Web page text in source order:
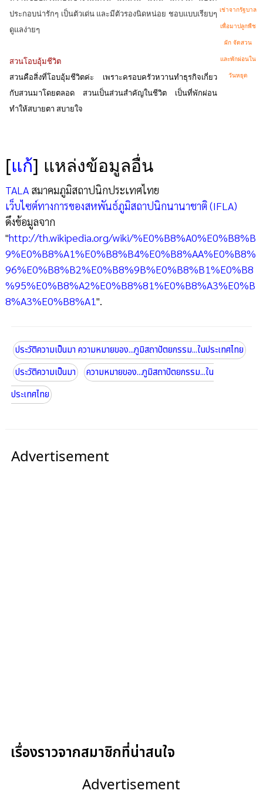
ประกอบน่ารักๆ เป็นตัวเด่น และมีตัวรองนิดหน่อย ชอบแบบเรียบๆ
ดูแลง่ายๆ
สวนโอบอุ้มชีวิต
สวนคือสิ่งที่โอบอุ้มชีวิตค่ะ เพราะครอบครัวหวานทำธุรกิจเกี่ยว
กับสวนมาโดยตลอด สวนเป็นส่วนสำคัญในชีวิต เป็นที่พักผ่อน
ทำให้สบายตา สบายใจ
เช่าจากรัฐบาล
เพื่อมาปลูกพืช
ผัก จัดสวน
และพักผ่อนใน
วันหยุด
[แก้] แหล่งข้อมูลอื่น
TALAสมาคมภูมิสถาปนิกประเทศไทย
เว็บไซต์ทางการของสหพันธ์ภูมิสถาปนิกนานาชาติ (IFLA)
ดึงข้อมูลจาก
"http://th.wikipedia.org/wiki/%E0%B8%A0%E0%B8%B
9%E0%B8%A1%E0%B8%B4%E0%B8%AA%E0%B8%
96%E0%B8%B2%E0%B8%9B%E0%B8%B1%E0%B8
%95%E0%B8%A2%E0%B8%81%E0%B8%A3%E0%B
8%A3%E0%B8%A1".
ประวัติความเป็นมา ความหมายของ...ภูมิสถาปัตยกรรม...ในประเทศไทย
ประวัติความเป็นมา
ความหมายของ...ภูมิสถาปัตยกรรม...ใน
ประเทศไทย
Advertisement
เรื่องราวจากสมาชิกที่น่าสนใจ
Advertisement